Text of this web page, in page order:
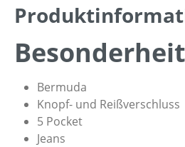
Bermuda
Knopf- und Reißverschluss
5 Pocket
Jeans